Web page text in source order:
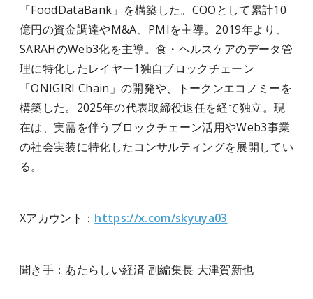
「FoodDataBank」を構築した。COOとして累計10
億円の資金調達やM&A、PMIを主導。2019年より、
SARAHのWeb3化を主導。食・ヘルスケアのデータ管
理に特化したレイヤー1独自ブロックチェーン
「ONIGIRI Chain」の開発や、トークンエコノミーを
構築した。2025年の代表取締役退任を経て独立。現
在は、実需を伴うブロックチェーン活用やWeb3事業
の社会実装に特化したコンサルティングを展開してい
る。
Xアカウント： https://x.com/skyuya03
聞き手：あたらしい経済 副編集長 大津賀新也